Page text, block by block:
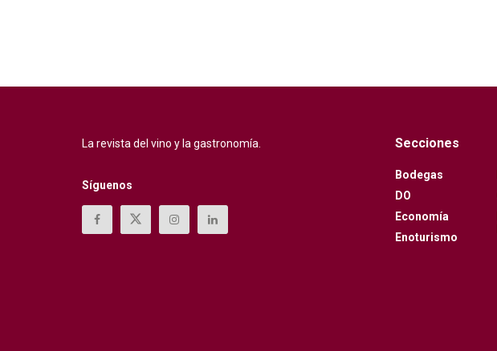
La revista del vino y la gastronomía.
Síguenos
Secciones
Bodegas
DO
Economía
Enoturismo